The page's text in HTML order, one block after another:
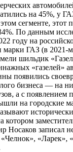
на 45%, у
сегменте, этот
По данным
году на
марки ГАЗ (в 2021-
шильдик
«газелей»
появились
бизнеса — на
а с появлением
на городские
Носаков записал
«Ларек»,